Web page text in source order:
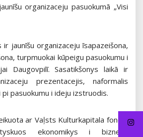
organizaceju pasuokumā „Visi
ir jaunīšu organizaceju īsapazeišona,
turpmuokai kūpeigu pasuokumu i
Daugovpilī. Sasatikšonys laikā ir
prezentacejis, naformalis
pasuokumu i ideju izstruodis.
ar Vaļsts Kulturkapitala fonda,
ekonomikys i biznesa